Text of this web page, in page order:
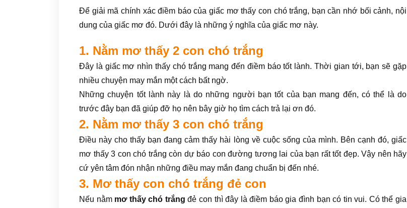
Để giải mã chính xác điềm báo của giấc mơ thấy con chó trắng, bạn cần nhớ bối cảnh, nội
dung của giấc mơ đó. Dưới đây là những ý nghĩa của giấc mơ này.
1. Nằm mơ thấy 2 con chó trắng
Đây là giấc mơ nhìn thấy chó trắng mang đến điềm báo tốt lành. Thời gian tới, bạn sẽ gặp
nhiều chuyện may mắn một cách bất ngờ.
Những chuyện tốt lành này là do những người bạn tốt của bạn mang đến, có thể là do
trước đây bạn đã giúp đỡ họ nên bây giờ họ tìm cách trả lại ơn đó.
2. Nằm mơ thấy 3 con chó trắng
Điều này cho thấy bạn đang cảm thấy hài lòng về cuộc sống của mình. Bên cạnh đó, giấc
mơ thấy 3 con chó trắng còn dự báo con đường tương lai của bạn rất tốt đẹp. Vậy nên hãy
cứ yên tâm đón nhận những điều may mắn đang chuẩn bị đến nhé.
3. Mơ thấy con chó trắng đẻ con
Nếu nằm mơ thấy chó trắng đẻ con thì đây là điềm báo gia đình bạn có tin vui. Có thể gia